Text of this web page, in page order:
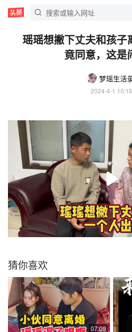
瑶瑶想撇下丈夫和孩子
竟同意，这是
梦瑶生活
2024-4-1 10:16
猜你喜欢
07:09